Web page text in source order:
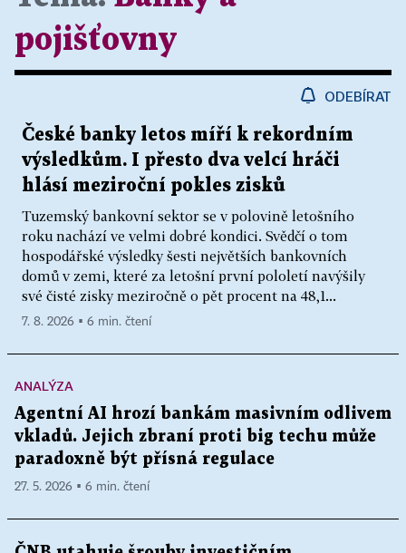
pojišťovny
ODEBÍRAT
České banky letos míří k rekordním
výsledkům. I přesto dva velcí hráči
hlásí meziroční pokles zisků
Tuzemský bankovní sektor se v polovině letošního
roku nachází ve velmi dobré kondici. Svědčí o tom
hospodářské výsledky šesti největších bankovních
domů v zemi, které za letošní první pololetí navýšily
své čisté zisky meziročně o pět procent na 48,1...
7. 8. 2026 ▪ 6 min. čtení
ANALÝZA
Agentní AI hrozí bankám masivním odlivem
vkladů. Jejich zbraní proti big techu může
paradoxně být přísná regulace
27. 5. 2026 ▪ 6 min. čtení